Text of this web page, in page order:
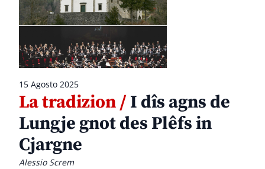
15 Agosto 2025
La tradizion /I dîs agns de
Lungje gnot des Plêfs in
Cjargne
Alessio Screm